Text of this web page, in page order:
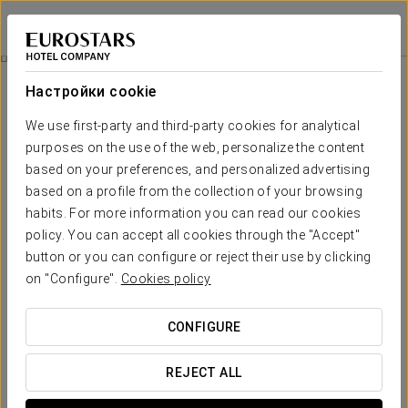
Настройки cookie
We use first-party and third-party cookies for analytical
purposes on the use of the web, personalize the content
based on your preferences, and personalized advertising
based on a profile from the collection of your browsing
habits. For more information you can read our cookies
policy. You can accept all cookies through the "Accept"
button or you can configure or reject their use by clicking
on "Configure". Cookies policy
CONFIGURE
REJECT ALL
Exe Mitre
БАРСЕЛОНА
Специальные Предложения
Специальные Предложения
Pомантический опыт
22 €
ПОСМОТРЕТЬ ПРЕДЛОЖЕНИЕ